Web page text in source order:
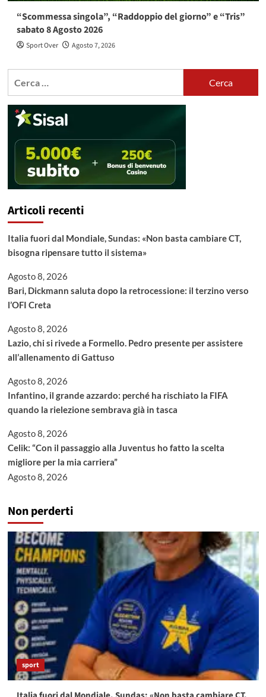
“Scommessa singola”, “Raddoppio del giorno” e “Tris”
sabato 8 Agosto 2026
Sport Over Agosto 7, 2026
Articoli recenti
Italia fuori dal Mondiale, Sundas: «Non basta cambiare CT,
bisogna ripensare tutto il sistema»
Agosto 8, 2026
Bari, Dickmann saluta dopo la retrocessione: il terzino verso
l’OFI Creta
Agosto 8, 2026
Lazio, chi si rivede a Formello. Pedro presente per assistere
all’allenamento di Gattuso
Agosto 8, 2026
Infantino, il grande azzardo: perché ha rischiato la FIFA
quando la rielezione sembrava già in tasca
Agosto 8, 2026
Celik: “Con il passaggio alla Juventus ho fatto la scelta
migliore per la mia carriera”
Agosto 8, 2026
Non perderti
sport